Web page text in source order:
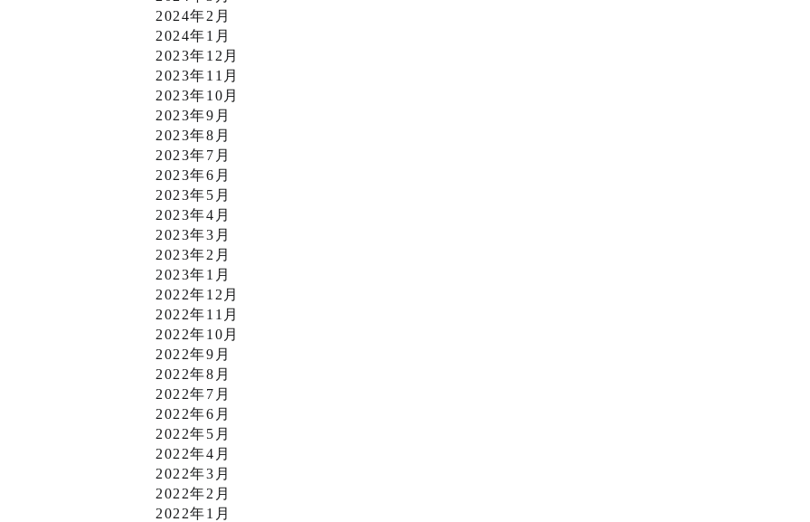
2024年2月
2024年1月
2023年12月
2023年11月
2023年10月
2023年9月
2023年8月
2023年7月
2023年6月
2023年5月
2023年4月
2023年3月
2023年2月
2023年1月
2022年12月
2022年11月
2022年10月
2022年9月
2022年8月
2022年7月
2022年6月
2022年5月
2022年4月
2022年3月
2022年2月
2022年1月